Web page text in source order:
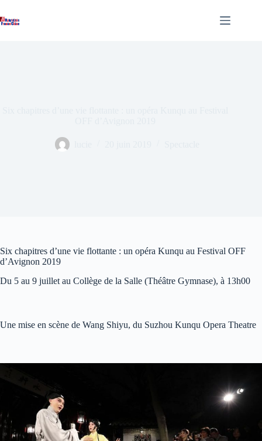
au
contenu
Six chapitres d’une vie flottante : un opéra Kunqu au Festival OFF
d’Avignon 2019
Du 5 au 9 juillet au Collège de la Salle (Théâtre Gymnase), à 13h00
Une mise en scène de Wang Shiyu, du Suzhou Kunqu Opera Theatre